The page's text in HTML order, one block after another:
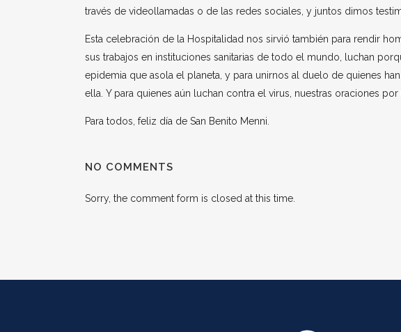
través de videollamadas o de las redes sociales, y juntos dimos
Esta celebración de la Hospitalidad nos sirvió también para rendir
sus trabajos en instituciones sanitarias de todo el mundo, luchan
epidemia que asola el planeta, y para unirnos al duelo de quienes
ella. Y para quienes aún luchan contra el virus, nuestras oraciones
Para todos, feliz día de San Benito Menni.
NO COMMENTS
Sorry, the comment form is closed at this time.